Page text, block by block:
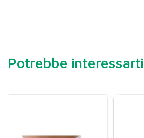
Potrebbe interessarti